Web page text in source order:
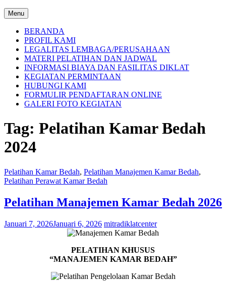
Menu
BERANDA
PROFIL KAMI
LEGALITAS LEMBAGA/PERUSAHAAN
MATERI PELATIHAN DAN JADWAL
INFORMASI BIAYA DAN FASILITAS DIKLAT
KEGIATAN PERMINTAAN
HUBUNGI KAMI
FORMULIR PENDAFTARAN ONLINE
GALERI FOTO KEGIATAN
Tag: Pelatihan Kamar Bedah
2024
Pelatihan Kamar Bedah, Pelatihan Manajemen Kamar Bedah,
Pelatihan Perawat Kamar Bedah
Pelatihan Manajemen Kamar Bedah 2026
Januari 7, 2026Januari 6, 2026 mitradiklatcenter
PELATIHAN KHUSUS
“MANAJEMEN KAMAR BEDAH”